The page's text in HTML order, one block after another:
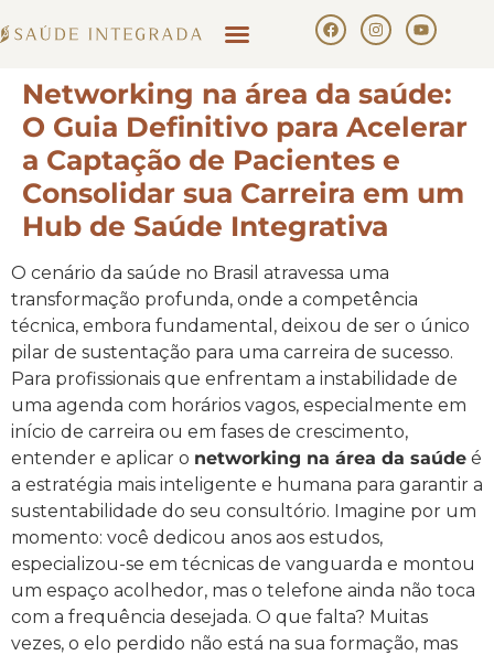
Networking na área da saúde:
O Guia Definitivo para Acelerar
a Captação de Pacientes e
Consolidar sua Carreira em um
Hub de Saúde Integrativa
O cenário da saúde no Brasil atravessa uma
transformação profunda, onde a competência
técnica, embora fundamental, deixou de ser o único
pilar de sustentação para uma carreira de sucesso.
Para profissionais que enfrentam a instabilidade de
uma agenda com horários vagos, especialmente em
início de carreira ou em fases de crescimento,
entender e aplicar o networking na área da saúde é
a estratégia mais inteligente e humana para garantir a
sustentabilidade do seu consultório. Imagine por um
momento: você dedicou anos aos estudos,
especializou-se em técnicas de vanguarda e montou
um espaço acolhedor, mas o telefone ainda não toca
com a frequência desejada. O que falta? Muitas
vezes, o elo perdido não está na sua formação, mas